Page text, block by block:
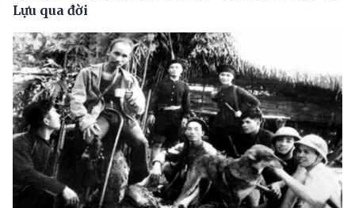
Lựu qua đời